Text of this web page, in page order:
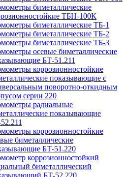
биметаллические
ТБН-100К
биметаллические ТБ-1
биметаллические ТБ-2
биметаллические ТБ-3
осевые биметаллические
БТ-51.211
коррозионностойкие
показывающие с
поворотно-откидным
серии 220
радиальные
показывающие
коррозионностойкие
биметаллические
БТ-51.220
коррозионностойкий
биметаллический
БТ-52.220